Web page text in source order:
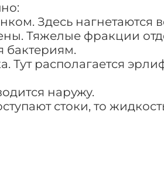
Здесь нагнетаются
Тяжелые фракции
бактериям.
Тут располагается
наружу.
стоки, то